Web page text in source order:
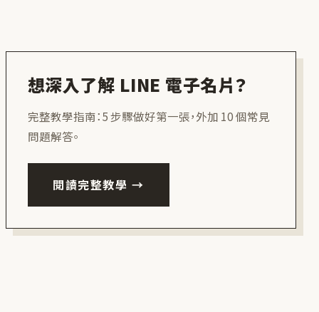
想深入了解 LINE 電子名片？
完整教學指南：5 步驟做好第一張，外加 10 個常見
問題解答。
閱讀完整教學 →